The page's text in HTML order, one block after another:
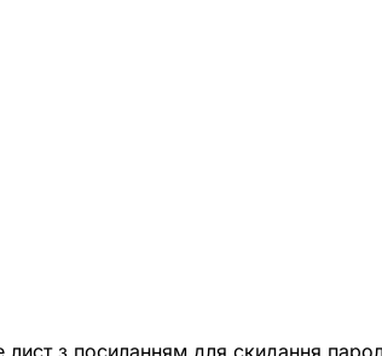
з посиланням для скидання